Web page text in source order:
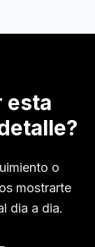
esta
o
mostrarte
dia a dia.